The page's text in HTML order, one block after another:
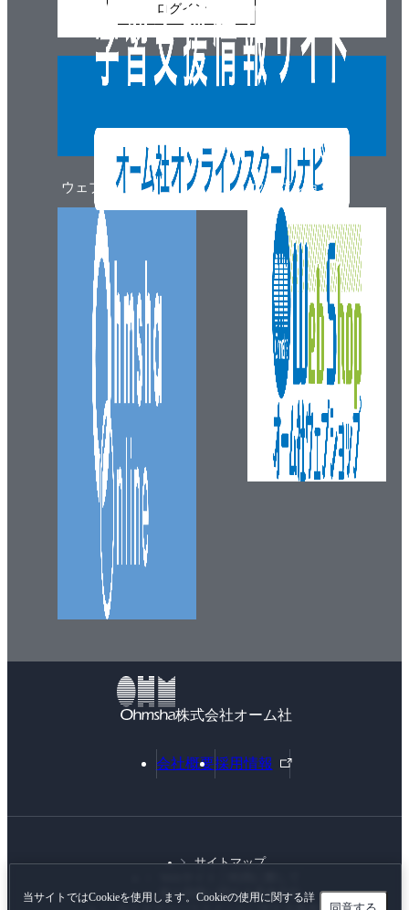
当サイトではCookieを使用します。Cookieの使用に関する詳
同意する
ウェブマガジン
ログイン
ウェブショップ
株式会社オーム社
会社概要採用情報
外
部
ン
サイトマップ
個人情報に関する基本方針